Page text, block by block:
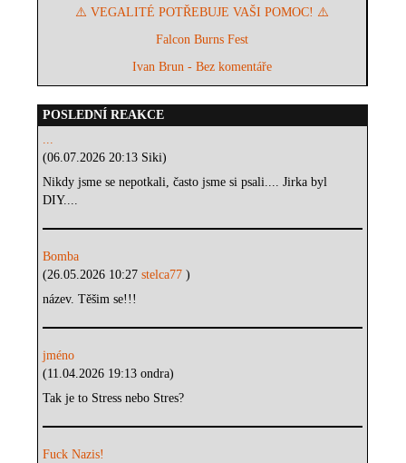
⚠️ VEGALITÉ POTŘEBUJE VAŠI POMOC! ⚠️
Falcon Burns Fest
Ivan Brun - Bez komentáře
POSLEDNÍ REAKCE
...
(06.07.2026 20:13 Siki)
Nikdy jsme se nepotkali, často jsme si psali.... Jirka byl
DIY....
Bomba
(26.05.2026 10:27stelca77)
název. Těšim se!!!
jméno
(11.04.2026 19:13 ondra)
Tak je to Stress nebo Stres?
Fuck Nazis!